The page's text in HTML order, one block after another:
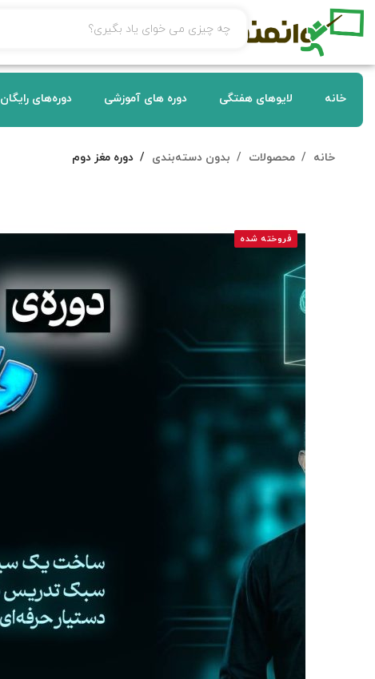
خانه لایوهای هفتگی دوره های آموزشی دوره‌های رایگان
خانه محصولات بدون دسته‌بندی دوره مغز دوم
فروخته شده